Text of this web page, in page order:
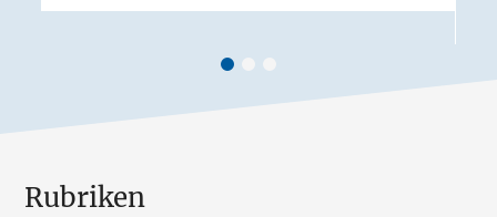
Rubriken